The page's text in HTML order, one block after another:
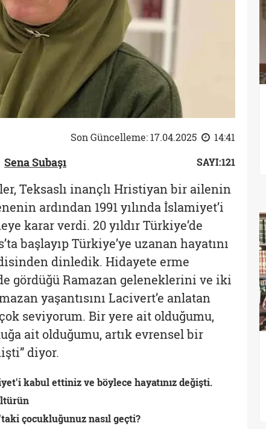
Son Güncelleme: 17.04.2025 14:41
Sena Subaşı SAYI:121
Teksaslı inançlı Hristiyan bir ailenin
ardından 1991 yılında İslamiyet’i
karar verdi. 20 yıldır Türkiye’de
başlayıp Türkiye’ye uzanan hayatını
dinledik. Hidayete erme
gördüğü Ramazan geleneklerini ve iki
yaşantısını Lacivert’e anlatan
seviyorum. Bir yere ait olduğumu,
ait olduğumu, artık evrensel bir
diyor.
kabul ettiniz ve böylece hayatınız değişti.
çocukluğunuz nasıl geçti?